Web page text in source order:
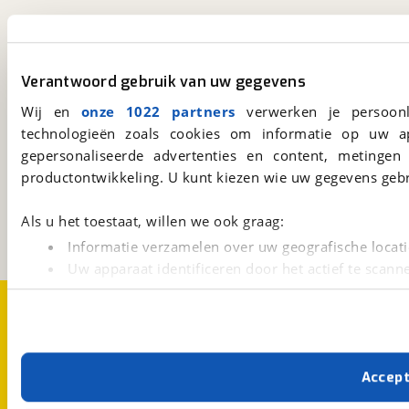
Verantwoord gebruik van uw gegevens
Wij en onze 1022 partners verwerken je
technologieën zoals cookies om informatie op
gepersonaliseerde advertenties en content,
productontwikkeling. U kunt kiezen wie uw gegevens
Als u het toestaat, willen we ook graag:
Informatie verzamelen over uw geografische
Uw apparaat identificeren door het actief te
Lees meer over hoe uw persoonlijke gegevens worden
Met cookies en vergelijkbare technieken zorgen we
cookies zorgen ervoor dat de website goed werkt.
verbeteren. We tonen je graag relevante advertenties
viaBOVAG.nl
15
Een initiatief van
BOVAG
viaBOVAG.nl app
Altijd het meest recente aanbod bij de hand.